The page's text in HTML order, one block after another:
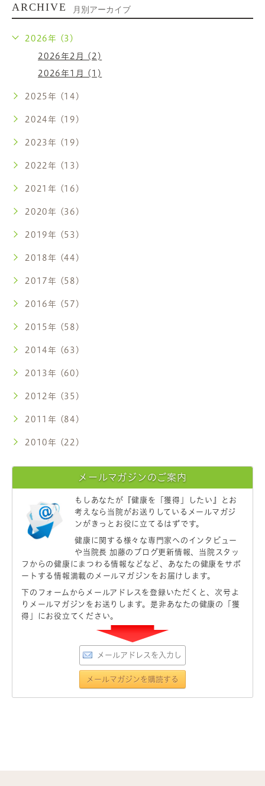
ARCHIVE 月別アーカイブ
2026年 (3)
2026年2月 (2)
2026年1月 (1)
2025年 (14)
2024年 (19)
2023年 (19)
2022年 (13)
2021年 (16)
2020年 (36)
2019年 (53)
2018年 (44)
2017年 (58)
2016年 (57)
2015年 (58)
2014年 (63)
2013年 (60)
2012年 (35)
2011年 (84)
2010年 (22)
メールマガジンのご案内
もしあなたが 『健康を「獲得」したい』
とお
考えなら当院がお送りしているメールマガジ
ンがきっとお役に立てるはずです。
健康に関する様々な専門家へのインタビュー
や当院長 加藤のブログ更新情報、当院スタッ
フからの健康にまつわる情報などなど、あなたの健康をサポ
ートする情報満載のメールマガジンをお届けします。
下のフォームからメールアドレスを登録いただくと、次号よ
りメールマガジンをお送りします。是非あなたの健康の「獲
得」にお役立てください。